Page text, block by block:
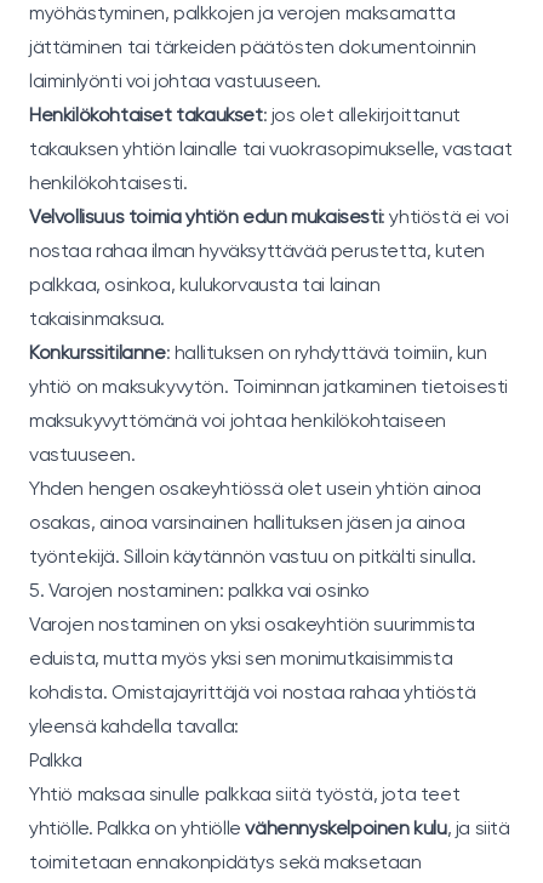
myöhästyminen, palkkojen ja verojen maksamatta
jättäminen tai tärkeiden päätösten dokumentoinnin
laiminlyönti voi johtaa vastuuseen.
Henkilökohtaiset takaukset: jos olet allekirjoittanut
takauksen yhtiön lainalle tai vuokrasopimukselle, vastaat
henkilökohtaisesti.
Velvollisuus toimia yhtiön edun mukaisesti: yhtiöstä ei voi
nostaa rahaa ilman hyväksyttävää perustetta, kuten
palkkaa, osinkoa, kulukorvausta tai lainan
takaisinmaksua.
Konkurssitilanne: hallituksen on ryhdyttävä toimiin, kun
yhtiö on maksukyvytön. Toiminnan jatkaminen tietoisesti
maksukyvyttömänä voi johtaa henkilökohtaiseen
vastuuseen.
Yhden hengen osakeyhtiössä olet usein yhtiön ainoa
osakas, ainoa varsinainen hallituksen jäsen ja ainoa
työntekijä. Silloin käytännön vastuu on pitkälti sinulla.
5. Varojen nostaminen: palkka vai osinko
Varojen nostaminen on yksi osakeyhtiön suurimmista
eduista, mutta myös yksi sen monimutkaisimmista
kohdista. Omistajayrittäjä voi nostaa rahaa yhtiöstä
yleensä kahdella tavalla:
Palkka
Yhtiö maksaa sinulle palkkaa siitä työstä, jota teet
yhtiölle. Palkka on yhtiöllevähennyskelpoinen kulu, ja siitä
toimitetaan ennakonpidätys sekä maksetaan